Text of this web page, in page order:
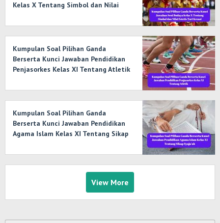
Kelas X Tentang Simbol dan Nilai
Kumpulan Soal Pilihan Ganda
Berserta Kunci Jawaban Pendidikan
Penjasorkes Kelas XI Tentang Atletik
Kumpulan Soal Pilihan Ganda
Berserta Kunci Jawaban Pendidikan
Agama Islam Kelas XI Tentang Sikap
View More